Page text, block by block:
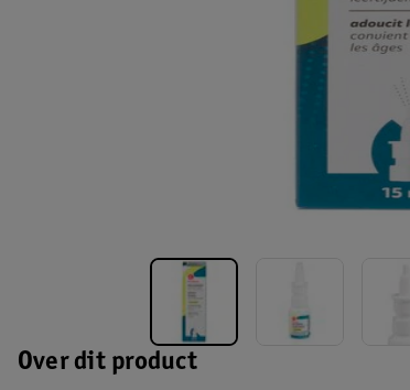
Over dit product